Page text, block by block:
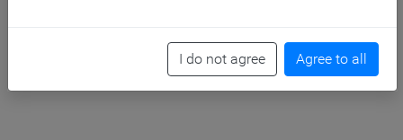
Artikelnummer: STH-MOSRPI do not agree Agree to all